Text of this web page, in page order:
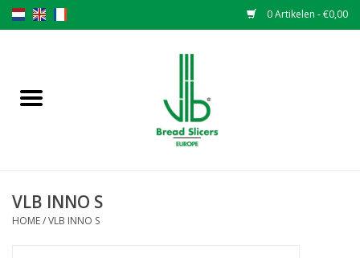
0 Artikelen - €0,00
Originele VLB messen
VLB INNO S
HOME/VLB INNO S